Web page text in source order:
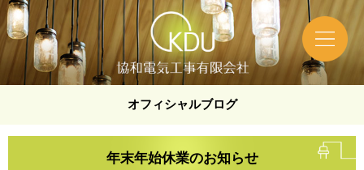
オフィシャルブログ
年末年始休業のお知らせ